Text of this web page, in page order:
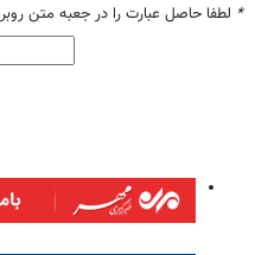
* لطفا حاصل عبارت را در جعبه متن